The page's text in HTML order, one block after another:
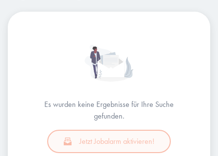
Es wurden keine Ergebnisse für Ihre Suche
gefunden.
Jetzt Jobalarm aktivieren!